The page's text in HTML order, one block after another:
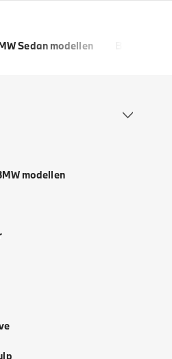
Sedan modellen
modellen